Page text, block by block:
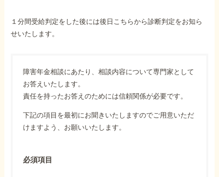
１分間受給判定をした後には後日こちらから診断判定をお知ら
せいたします。
障害年金相談にあたり、相談内容について専門家として
お答えいたします。
責任を持ったお答えのためには信頼関係が必要です。
下記の項目を最初にお聞きいたしますのでご用意いただ
けますよう、お願いいたします。
必須項目